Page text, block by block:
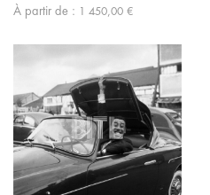
À partir de : 1 450,00 €